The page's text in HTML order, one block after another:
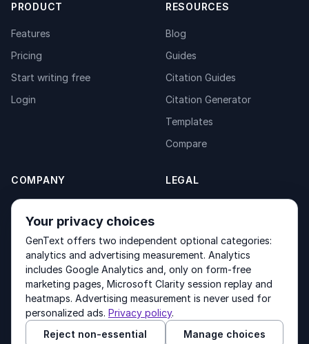
PRODUCT
Features
Pricing
Start writing free
Login
RESOURCES
Blog
Guides
Citation Guides
Citation Generator
Templates
Compare
COMPANY
About
Contact
Products
LEGAL
Terms of Service
Other products by GenText Group:LexDraft· MentalNote
Your privacy choices
GenText offers two independent optional categories:
analytics and advertising measurement. Analytics
includes Google Analytics and, only on form-free
marketing pages, Microsoft Clarity session replay and
heatmaps. Advertising measurement is never used for
personalized ads. Privacy policy.
Reject non-essential
Manage choices